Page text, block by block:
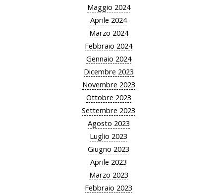
Maggio 2024
Aprile 2024
Marzo 2024
Febbraio 2024
Gennaio 2024
Dicembre 2023
Novembre 2023
Ottobre 2023
Settembre 2023
Agosto 2023
Luglio 2023
Giugno 2023
Aprile 2023
Marzo 2023
Febbraio 2023